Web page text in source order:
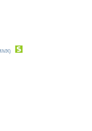
V/X)